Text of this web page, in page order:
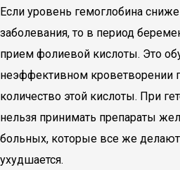
Если уровень гемоглобина
заболевания, то в период
прием фолиевой кислоты. Это
неэффективном кроветворении
количество этой кислоты. При
нельзя принимать препараты
больных, которые все же делают
ухудшается.